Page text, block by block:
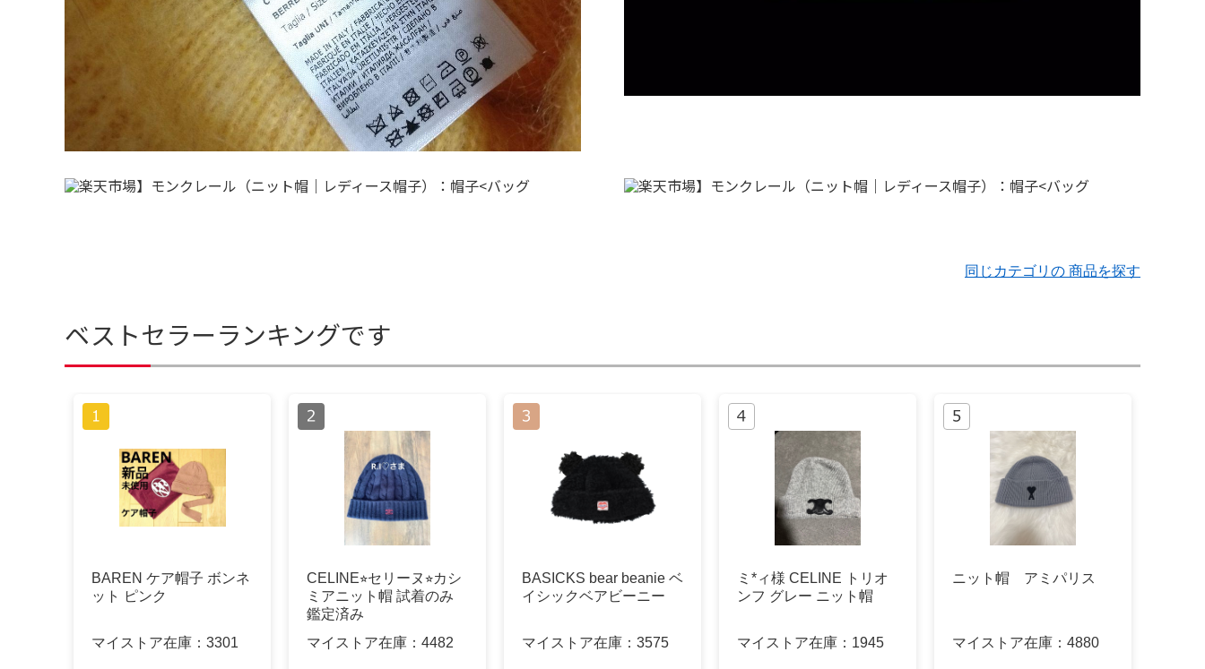
同じカテゴリの 商品を探す
ベストセラーランキングです
BAREN ケア帽子 ボンネ
ット ピンク
マイストア在庫： 3301
CELINE⭐︎セリーヌ⭐︎カシ
ミアニット帽 試着のみ
鑑定済み
マイストア在庫： 4482
BASICKS bear beanie ベ
イシックベアビーニー
マイストア在庫： 3575
ミ*ィ様 CELINE トリオ
ンフ グレー ニット帽
マイストア在庫： 1945
ニット帽 アミパリス
マイストア在庫： 4880